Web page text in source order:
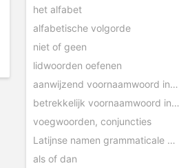
het alfabet
alfabetische volgorde
niet of geen
lidwoorden oefenen
aanwijzend voornaamwoord invullen
betrekkelijk voornaamwoord invullen
voegwoorden, conjuncties
Latijnse namen grammaticale begrippen
als of dan